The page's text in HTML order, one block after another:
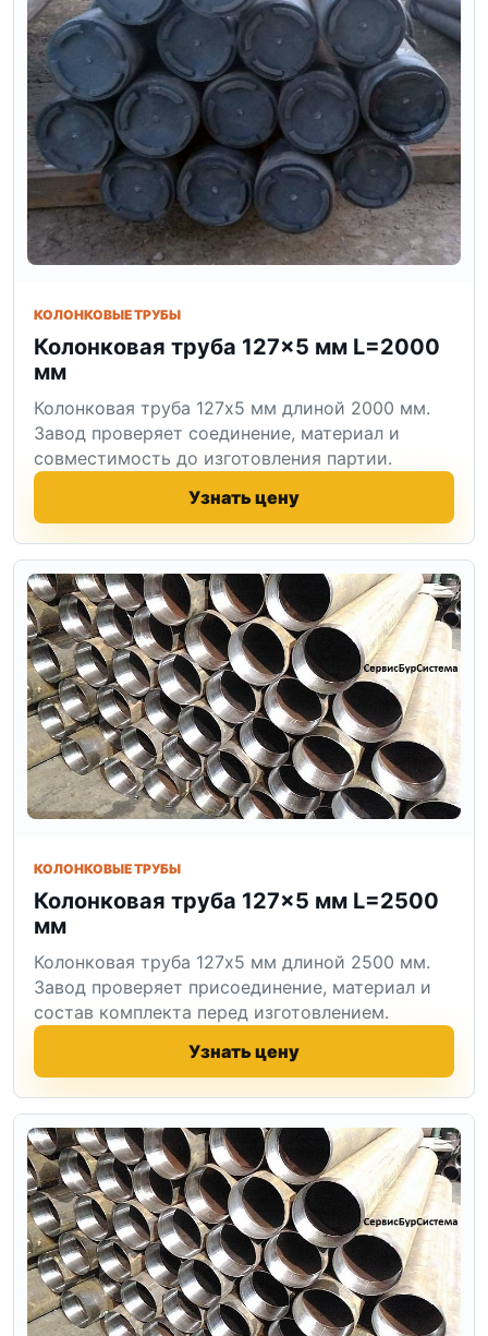
КОЛОНКОВЫЕ ТРУБЫ
Колонковая труба 127×5 мм L=2000
мм
Колонковая труба 127x5 мм длиной 2000 мм.
Завод проверяет соединение, материал и
совместимость до изготовления партии.
Узнать цену
КОЛОНКОВЫЕ ТРУБЫ
Колонковая труба 127×5 мм L=2500
мм
Колонковая труба 127x5 мм длиной 2500 мм.
Завод проверяет присоединение, материал и
состав комплекта перед изготовлением.
Узнать цену